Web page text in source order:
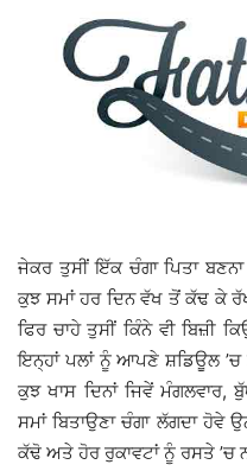
ਜੇਕਰ ਤੁਸੀਂ ਇੱਕ ਚੰਗਾ ਪਿਤਾ
ਕੁਝ ਸਮਾਂ ਹਰ ਦਿਨ ਵੱਖ ਤੋਂ ਕੱਢ ਕੇ
ਫਿਰ ਚਾਹੇ ਤੁਸੀਂ ਕਿੰਨੇ ਵੀ ਬਿਜ਼ੀ
ਇਨ੍ਹਾਂ ਪਲਾਂ ਨੂੰ ਆਪਣੇ ਸ਼ਡਿਊਲ
ਕੁਝ ਖਾਸ ਦਿਨਾਂ ਜਿਵੇਂ ਮੰਗਲਵਾਰ,
ਸਮਾਂ ਬਿਤਾਉਣਾ ਚੰਗਾ ਲੱਗਦਾ ਹੋਵੇ
ਕੱਢੋ ਅਤੇ ਹੋਰ ਰੁਕਾਵਟਾਂ ਨੂੰ ਰਸਤੇ ’ਚ